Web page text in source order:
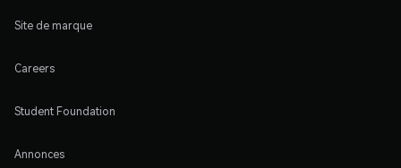
Site de marque
Careers
Student Foundation
Annonces